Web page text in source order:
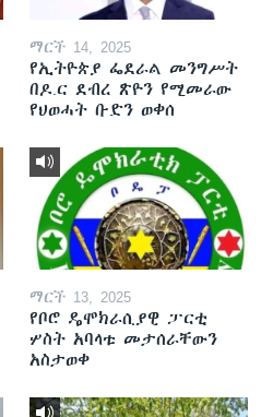
ማርች 14, 2025
የኢትዮጵያ ፌደራል መንግሥት
በዶ.ር ደብረ ጽዮን የሚመራው
የህወሓት ቡድን ወቀሰ
ማርች 13, 2025
የቦሮ ዴሞክራሲያዊ ፓርቲ
ሦስት አባላቱ መታሰራቸውን
አስታወቀ